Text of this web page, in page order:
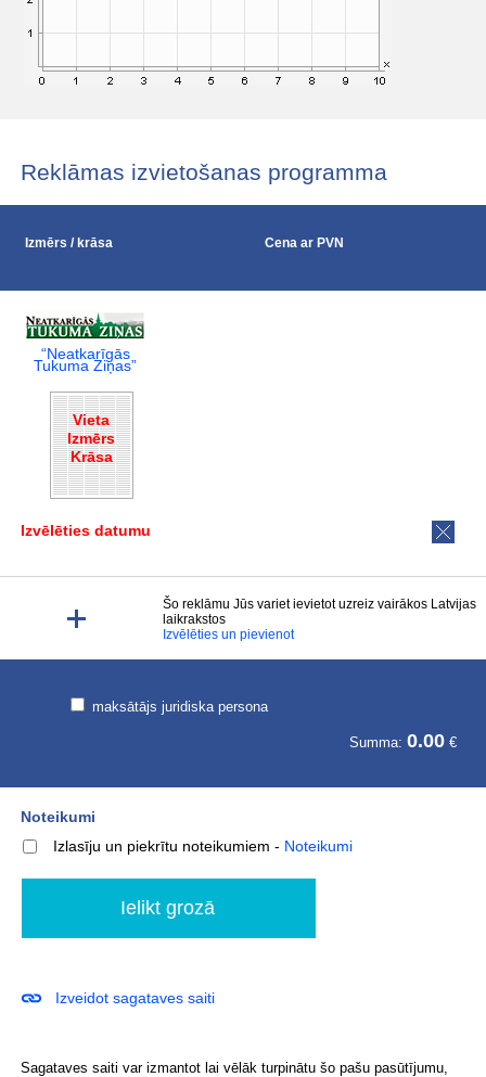
Reklāmas izvietošanas programma
Izmērs / krāsa Cena ar PVN
“Neatkarīgās
Tukuma Ziņas”
Vieta
Izmērs
Krāsa
Izvēlēties datumu
Šo reklāmu Jūs variet ievietot uzreiz vairākos Latvijas
laikrakstos
Izvēlēties un pievienot
maksātājs juridiska persona
Summa: 0.00€
Noteikumi
Izlasīju un piekrītu noteikumiem - Noteikumi
Izveidot sagataves saiti
Sagataves saiti var izmantot lai vēlāk turpinātu šo pašu pasūtījumu,